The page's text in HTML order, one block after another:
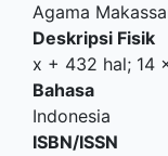
Agama
Deskripsi Fisik
x + 432 hal; 14
Bahasa
Indonesia
ISBN/ISSN